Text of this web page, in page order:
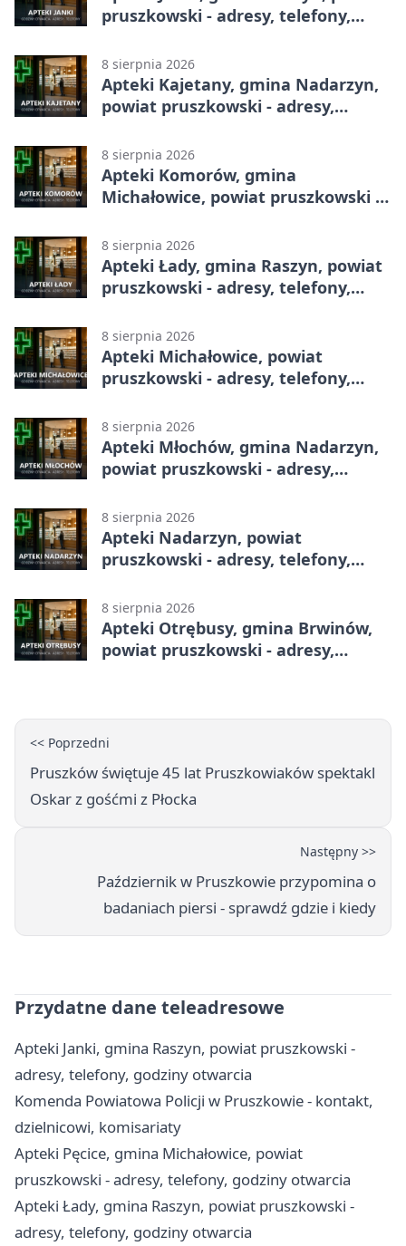
pruszkowski - adresy, telefony,
8 sierpnia 2026
Apteki Kajetany, gmina Nadarzyn,
powiat pruszkowski - adresy,
8 sierpnia 2026
Apteki Komorów, gmina
Michałowice, powiat pruszkowski -
8 sierpnia 2026
Apteki Łady, gmina Raszyn, powiat
pruszkowski - adresy, telefony,
8 sierpnia 2026
Apteki Michałowice, powiat
pruszkowski - adresy, telefony,
8 sierpnia 2026
Apteki Młochów, gmina Nadarzyn,
powiat pruszkowski - adresy,
8 sierpnia 2026
Apteki Nadarzyn, powiat
pruszkowski - adresy, telefony,
8 sierpnia 2026
Apteki Otrębusy, gmina Brwinów,
powiat pruszkowski - adresy,
<< Poprzedni
Pruszków świętuje 45 lat Pruszkowiaków spektakl
Oskar z gośćmi z Płocka
Następny >>
Październik w Pruszkowie przypomina o
badaniach piersi - sprawdź gdzie i kiedy
Przydatne dane teleadresowe
Apteki Janki, gmina Raszyn, powiat pruszkowski -
adresy, telefony, godziny otwarcia
Komenda Powiatowa Policji w Pruszkowie - kontakt,
dzielnicowi, komisariaty
Apteki Pęcice, gmina Michałowice, powiat
pruszkowski - adresy, telefony, godziny otwarcia
Apteki Łady, gmina Raszyn, powiat pruszkowski -
adresy, telefony, godziny otwarcia